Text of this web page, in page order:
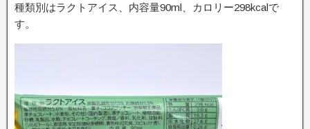
種類別はラクトアイス、内容量90ml、カロリー298kcalで
す。